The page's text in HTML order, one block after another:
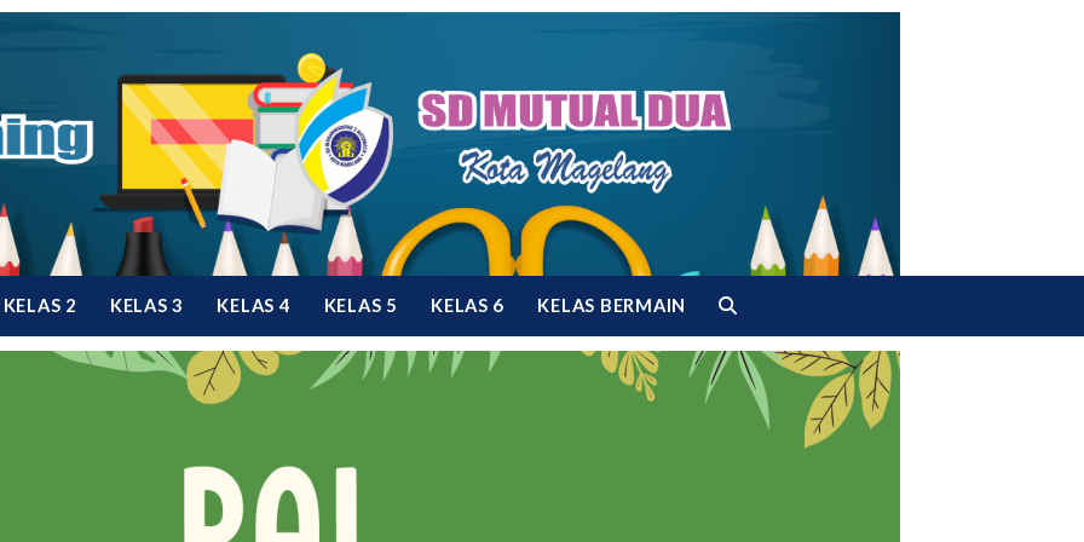
KELAS 2 KELAS 3 KELAS 4 KELAS 5 KELAS 6 KELAS BERMAIN